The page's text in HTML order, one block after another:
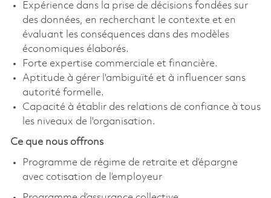
Expérience dans la prise de décisions fondées sur
des données, en recherchant le contexte et en
évaluant les conséquences dans des modèles
économiques élaborés.
Forte expertise commerciale et financière.
Aptitude à gérer l'ambiguïté et à influencer sans
autorité formelle.
Capacité à établir des relations de confiance à tous
les niveaux de l'organisation.
Ce que nous offrons
Programme de régime de retraite et d’épargne
avec cotisation de l’employeur